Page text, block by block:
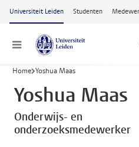
Ga naar hoofdinhoud
Universiteit Leiden Studenten
Menu
Home Yoshua Maas
Yoshua Maas
Onderwijs- en
onderzoeksmedewerker